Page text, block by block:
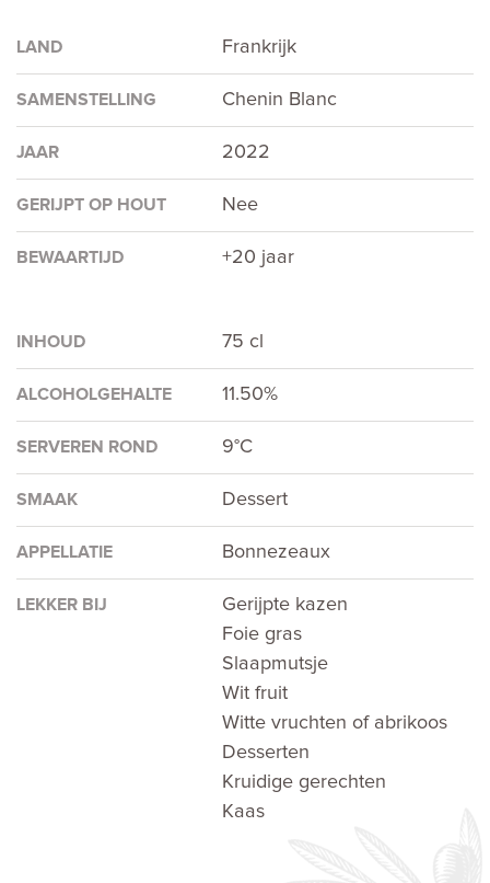
LAND Frankrijk
SAMENSTELLING Chenin Blanc
JAAR 2022
GERIJPT OP HOUT Nee
BEWAARTIJD +20 jaar
INHOUD 75 cl
ALCOHOLGEHALTE 11.50%
SERVEREN ROND 9°C
SMAAK Dessert
APPELLATIE Bonnezeaux
LEKKER BIJ
Gerijpte kazen
Foie gras
Slaapmutsje
Wit fruit
Witte vruchten of abrikoos
Desserten
Kruidige gerechten
Kaas